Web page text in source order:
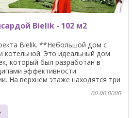
Bielik - 102 м2
Bielik. **Небольшой дом с
котельной. Это идеальный дом
который был разработан в
эффективности
На верхнем этаже находятся три
00.00.0000